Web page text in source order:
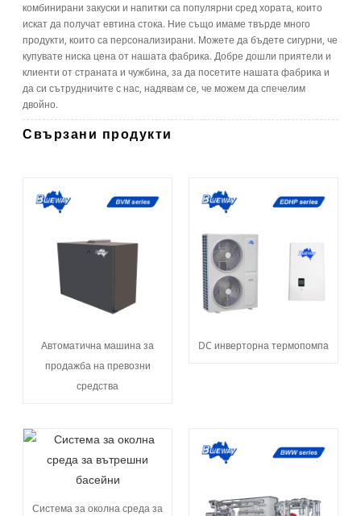
комбинирани закуски и напитки са популярни сред хората, които
искат да получат евтина стока. Ние също имаме твърде много
продукти, които са персонализирани. Можете да бъдете сигурни, че
купувате ниска цена от нашата фабрика. Добре дошли приятели и
клиенти от страната и чужбина, за да посетите нашата фабрика и
да си сътрудничите с нас, надявам се, че можем да спечелим
двойно.
Свързани продукти
Автоматична машина за
продажба на превозни
средства
DC инверторна термопомпа
Система за околна среда за